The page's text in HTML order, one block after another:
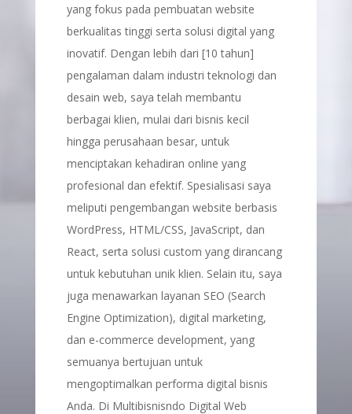
yang fokus pada pembuatan website
berkualitas tinggi serta solusi digital yang
inovatif. Dengan lebih dari [10 tahun]
pengalaman dalam industri teknologi dan
desain web, saya telah membantu
berbagai klien, mulai dari bisnis kecil
hingga perusahaan besar, untuk
menciptakan kehadiran online yang
profesional dan efektif. Spesialisasi saya
meliputi pengembangan website berbasis
WordPress, HTML/CSS, JavaScript, dan
React, serta solusi custom yang dirancang
untuk kebutuhan unik klien. Selain itu, saya
juga menawarkan layanan SEO (Search
Engine Optimization), digital marketing,
dan e-commerce development, yang
semuanya bertujuan untuk
mengoptimalkan performa digital bisnis
Anda. Di Multibisnisndo Digital Web